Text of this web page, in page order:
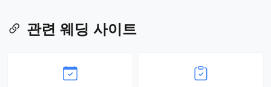
관련 웨딩 사이트